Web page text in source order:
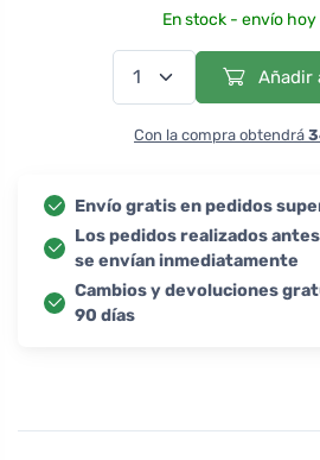
En stock - envío hoy
Añadir
Con la compra obtendrá
Envío gratis en pedidos
Los pedidos realizados
se envían inmediatamente
Cambios y devoluciones
90 días